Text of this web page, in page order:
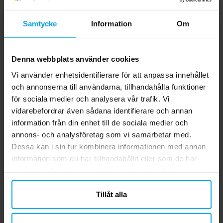
Samtycke Information Om
Denna webbplats använder cookies
Vi använder enhetsidentifierare för att anpassa innehållet
och annonserna till användarna, tillhandahålla funktioner
för sociala medier och analysera vår trafik. Vi
vidarebefordrar även sådana identifierare och annan
information från din enhet till de sociala medier och
annons- och analysföretag som vi samarbetar med.
Dessa kan i sin tur kombinera informationen med annan
information som du har tillhandahållit eller som de har
närsomhelst ändra ditt samtycke.
Tillåt alla
sammansättning, ingredienser eller
publicerades. Kontrollera alltid produktens
originalförpackning för de senaste
Relaterade produkter
Pris:69,00 kr
69,00 kr
Sockerpasta
Pris:39,00 kr
39,00 kr